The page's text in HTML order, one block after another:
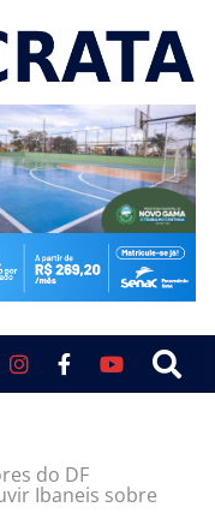
do DF
Ibaneis sobre